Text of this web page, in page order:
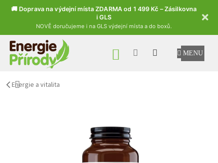
🚚 Doprava na výdejní místa ZDARMA od 1 499 Kč – Zásilkovna
i GLS
NOVĚ doručujeme i na GLS výdejní místa a do boxů.
Přejít na obsah
NÁKUPNÍ KOŠÍK
Energie a vitalita